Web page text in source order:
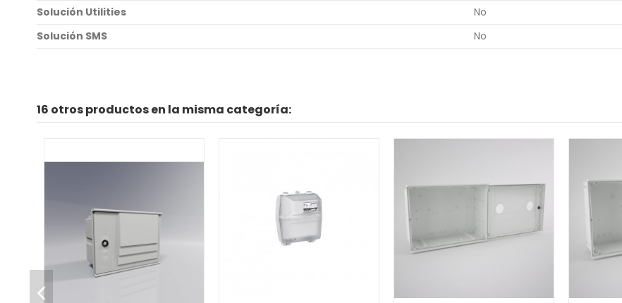
Solución Utilities
No
Solución SMS
No
16 otros productos en la misma categoría: